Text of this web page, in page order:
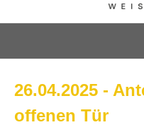
26.04.2025 -
offenen Tür